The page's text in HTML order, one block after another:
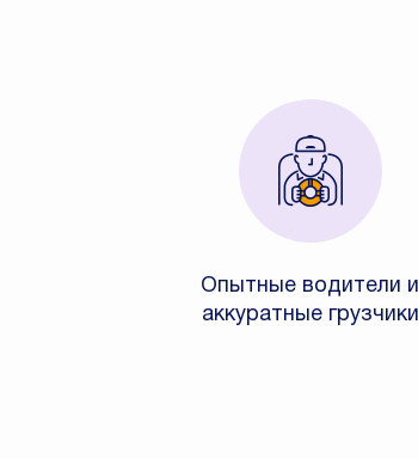
Опытные водители и
аккуратные грузчики